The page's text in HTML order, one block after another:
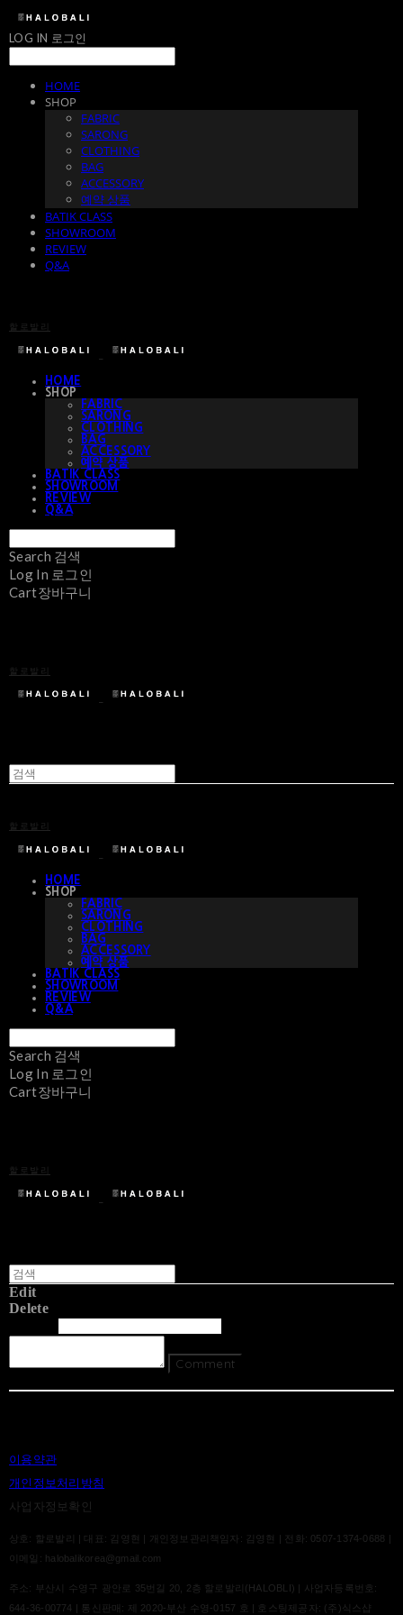
LOG IN 로그인
HOME
SHOP
FABRIC
SARONG
CLOTHING
BAG
ACCESSORY
예약 상품
BATIK CLASS
SHOWROOM
REVIEW
Q&A
할로발리
HOME
SHOP
FABRIC
SARONG
CLOTHING
BAG
ACCESSORY
예약 상품
BATIK CLASS
SHOWROOM
REVIEW
Q&A
Search 검색
Log In 로그인
Cart장바구니
할로발리
할로발리
HOME
SHOP
FABRIC
SARONG
CLOTHING
BAG
ACCESSORY
예약 상품
BATIK CLASS
SHOWROOM
REVIEW
Q&A
Search 검색
Log In 로그인
Cart장바구니
할로발리
Edit
Delete
Comment
이용약관
개인정보처리방침
사업자정보확인
상호: 할로발리 | 대표: 김영현 | 개인정보관리책임자: 김영현 | 전화: 0507-1374-0688 |
이메일: halobalikorea@gmail.com
주소: 부산시 수영구 광안로 35번길 20, 2층 할로발리(HALOBLI) | 사업자등록번호:
644-36-00774 | 통신판매: 제 2020-부산 수영-0157 호 | 호스팅제공자: (주)식스샵